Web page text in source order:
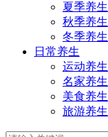
夏季养生
秋季养生
冬季养生
日常养生
运动养生
名家养生
美食养生
旅游养生